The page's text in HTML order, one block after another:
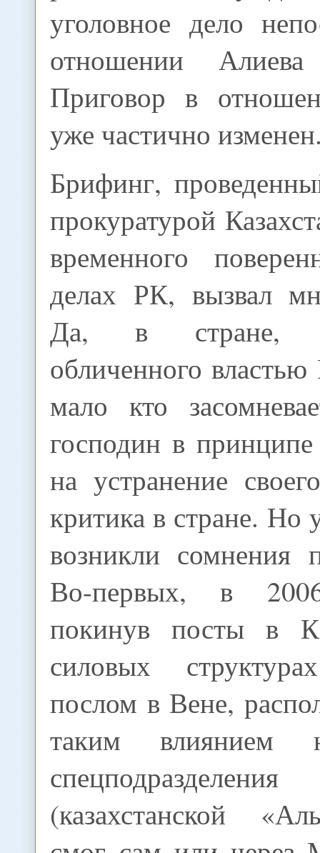
уголовное дело
отношении
Приговор в
уже частично
Брифинг,
прокуратурой
временного
делах РК, вызвал
Да, в стране,
обличенного властью
мало кто
господин в
на устранение
критика в стране. Но
возникли сомнения
Во-первых, в
покинув посты в
силовых
послом в Вене,
таким влиянием
(казахстанской